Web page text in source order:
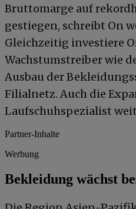
Bruttomarge auf
gestiegen, schreibt On
Gleichzeitig investiere
Wachstumstreiber wie
Ausbau der
Filialnetz. Auch die
Laufschuhspezialist
Partner-Inhalte
Werbung
Bekleidung wächst